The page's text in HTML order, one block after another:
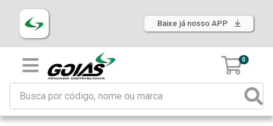
Baixe já nosso APP
0